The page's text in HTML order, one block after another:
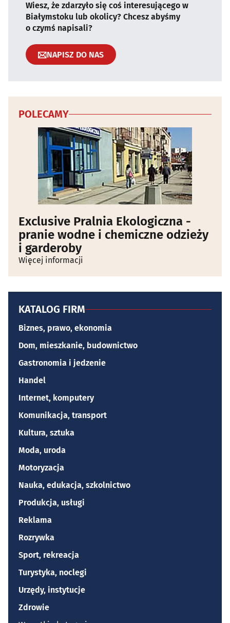
Wiesz, że zdarzyło się coś interesującego w
Białymstoku lub okolicy? Chcesz abyśmy
o czymś napisali?
NAPISZ DO NAS
POLECAMY
Exclusive Pralnia Ekologiczna -
pranie wodne i chemiczne odzieży
i garderoby
Więcej informacji
KATALOG FIRM
Biznes, prawo, ekonomia
Dom, mieszkanie, budownictwo
Gastronomia i jedzenie
Handel
Internet, komputery
Komunikacja, transport
Kultura, sztuka
Moda, uroda
Motoryzacja
Nauka, edukacja, szkolnictwo
Produkcja, usługi
Reklama
Rozrywka
Sport, rekreacja
Turystyka, noclegi
Urzędy, instytucje
Zdrowie